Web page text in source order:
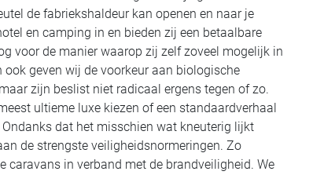
de fabriekshaldeur kan openen en naar je
en camping in en bieden zij een betaalbare
voor de manier waarop zij zelf zoveel mogelijk in
ook geven wij de voorkeur aan biologische
zijn beslist niet radicaal ergens tegen of zo.
ultieme luxe kiezen of een standaardverhaal
dat het misschien wat kneuterig lijkt
de strengste veiligheidsnormeringen. Zo
caravans in verband met de brandveiligheid. We